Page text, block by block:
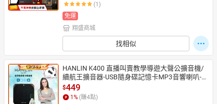
(1)
免運
翔盛商城
找相似
HANLIN K400 直播叫賣教學導遊大聲公擴音機/
續航王擴音器-USB隨身碟記憶卡MP3音響喇叭-附
頭戴式麥克風【APP享4%回饋】
$449
1 % (賺4點)